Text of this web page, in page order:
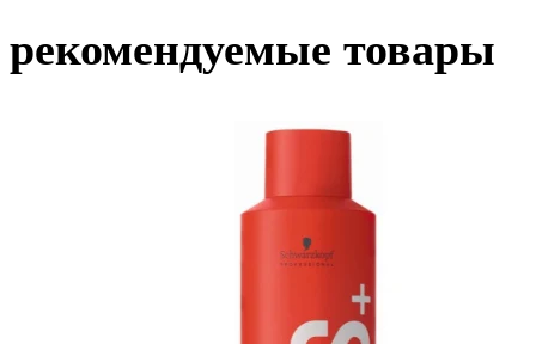
рекомендуемые товары